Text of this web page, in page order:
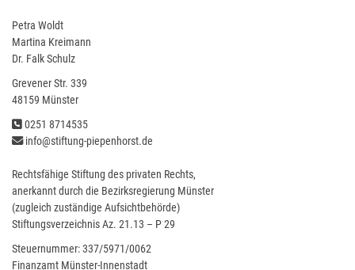
Petra Woldt
Martina Kreimann
Dr. Falk Schulz
Grevener Str. 339
48159 Münster
0251 8714535
info@stiftung-piepenhorst.de
Rechtsfähige Stiftung des privaten Rechts,
anerkannt durch die Bezirksregierung Münster
(zugleich zuständige Aufsichtbehörde)
Stiftungsverzeichnis Az. 21.13 – P 29
Steuernummer: 337/5971/0062
Finanzamt Münster-Innenstadt